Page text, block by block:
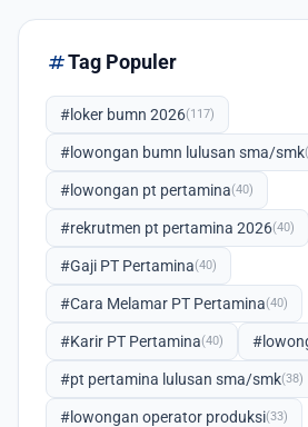
tagTag Populer
#loker bumn 2026(117)
#lowongan bumn lulusan sma/smk
#lowongan pt pertamina(40)
#rekrutmen pt pertamina 2026(40)
#Gaji PT Pertamina(40)
#Cara Melamar PT Pertamina(40)
#Karir PT Pertamina(40)
#pt pertamina lulusan sma/smk(38)
#lowongan operator produksi(33)